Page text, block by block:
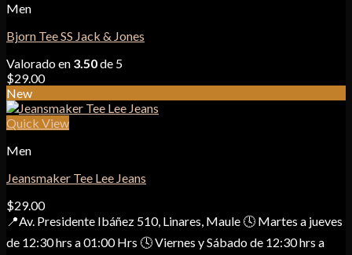
Men
Bjorn Tee SS Jack & Jones
Valorado en 3.50de 5
$29.00
New
Quick View
Men
Jeansmaker Tee Lee Jeans
$29.00
📍Av. Presidente Ibáñez 510, Linares, Maule 🕓 Martes a jueves
de 12:30 hrs a 01:00 Hrs 🕓 Viernes y Sábado de 12:30 hrs a